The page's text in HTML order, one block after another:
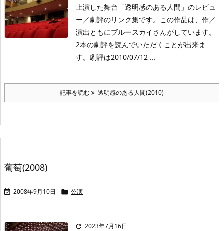
上演した舞台「透明感のある人間」のレビュ
ー／劇評のリンク集です。この作品は、作／
演出ともにブルースカイさんがしています。
2本の劇評を読んでいただくことが出来ま
す。劇評は2010/07/12 ...
記事を読む 透明感のある人間(2010)
葡萄(2008)
 2008年9月10日  公演
 2023年7月16日